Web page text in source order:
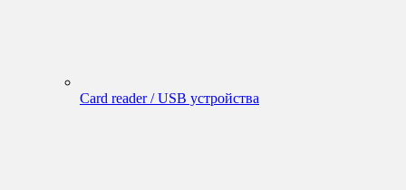
Card reader / USB устройства